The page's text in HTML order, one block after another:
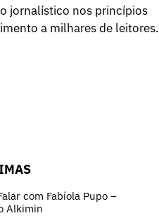
jornalístico nos princípios
a milhares de leitores.
com Fabíola Pupo –
Alkimin